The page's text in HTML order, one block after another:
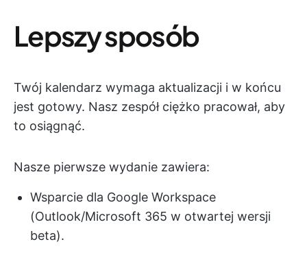
Lepszy sposób
Twój kalendarz wymaga aktualizacji i w końcu
jest gotowy. Nasz zespół ciężko pracował, aby
to osiągnąć.
Nasze pierwsze wydanie zawiera:
Wsparcie dla Google Workspace
(Outlook/Microsoft 365 w otwartej wersji
beta).